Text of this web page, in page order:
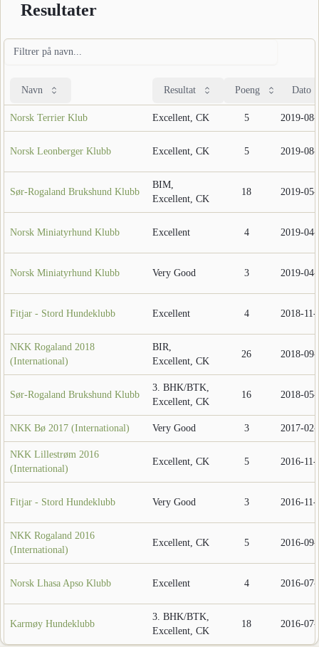
Resultater
Navn Resultat Poeng Dato
Norsk Terrier Klub Excellent, CK 5 2019-
Norsk Leonberger Klubb Excellent, CK 5 2019-
Sør-Rogaland Brukshund Klubb
BIM,
Excellent, CK
18 2019-
Norsk Miniatyrhund Klubb Excellent 4 2019-
Norsk Miniatyrhund Klubb Very Good 3 2019-
Fitjar - Stord Hundeklubb Excellent 4 2018-11-
NKK Rogaland 2018
(International)
BIR,
Excellent, CK
26 2018-
Sør-Rogaland Brukshund Klubb
3. BHK/BTK,
Excellent, CK
16 2018-
NKK Bø 2017 (International) Very Good 3 2017-
NKK Lillestrøm 2016
(International)
Excellent, CK 5 2016-11-
Fitjar - Stord Hundeklubb Very Good 3 2016-11-
NKK Rogaland 2016
(International)
Excellent, CK 5 2016-
Norsk Lhasa Apso Klubb Excellent 4 2016-
Karmøy Hundeklubb
3. BHK/BTK,
Excellent, CK
18 2016-